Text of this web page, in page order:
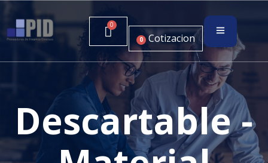
0 Cotizacion
Descartable -